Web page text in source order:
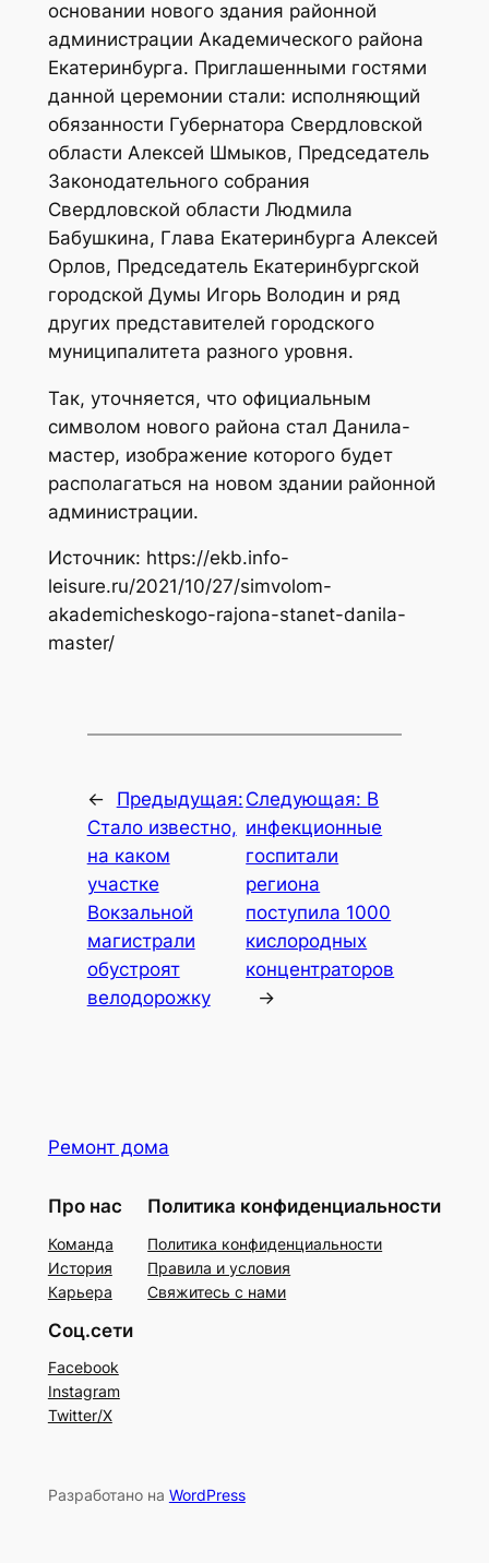
основании нового здания районной
администрации Академического района
Екатеринбурга. Приглашенными гостями
данной церемонии стали: исполняющий
обязанности Губернатора Свердловской
области Алексей Шмыков, Председатель
Законодательного собрания
Свердловской области Людмила
Бабушкина, Глава Екатеринбурга Алексей
Орлов, Председатель Екатеринбургской
городской Думы Игорь Володин и ряд
других представителей городского
муниципалитета разного уровня.
Так, уточняется, что официальным
символом нового района стал Данила-
мастер, изображение которого будет
располагаться на новом здании районной
администрации.
Источник: https://ekb.info-
leisure.ru/2021/10/27/simvolom-
akademicheskogo-rajona-stanet-danila-
master/
←
Предыдущая:
Стало известно,
на каком
участке
Вокзальной
магистрали
обустроят
велодорожку
Следующая: В
инфекционные
госпитали
региона
поступила 1000
кислородных
концентраторов
→
Ремонт дома
Про нас
Команда
История
Карьера
Политика конфиденциальности
Политика конфиденциальности
Правила и условия
Свяжитесь с нами
Соц.сети
Facebook
Instagram
Twitter/X
Разработано на WordPress